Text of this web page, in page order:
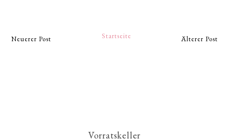
Neuerer Post Älterer Post
Startseite
Vorratskeller